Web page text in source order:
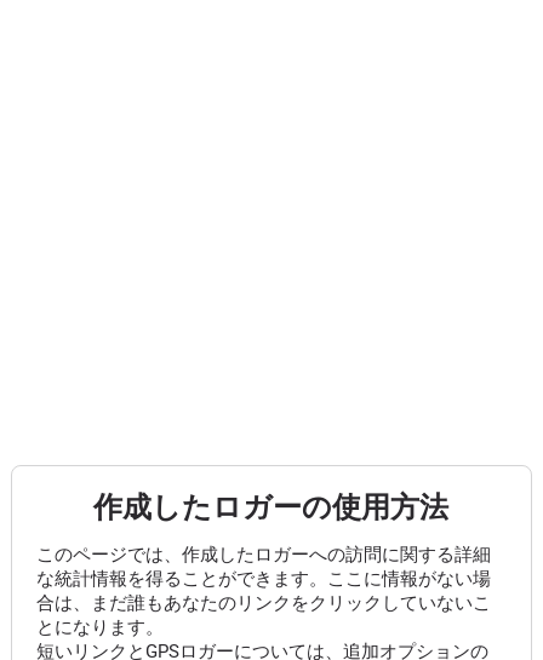
作成したロガーの使用方法
このページでは、作成したロガーへの訪問に関する詳細
な統計情報を得ることができます。ここに情報がない場
合は、まだ誰もあなたのリンクをクリックしていないこ
とになります。
短いリンクとGPSロガーについては、追加オプションの